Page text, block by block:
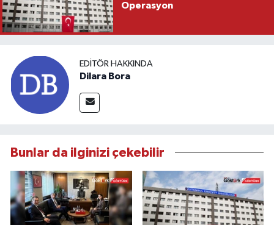
Operasyon
EDITÖR HAKKINDA
Dilara Bora
Bunlar da ilginizi çekebilir